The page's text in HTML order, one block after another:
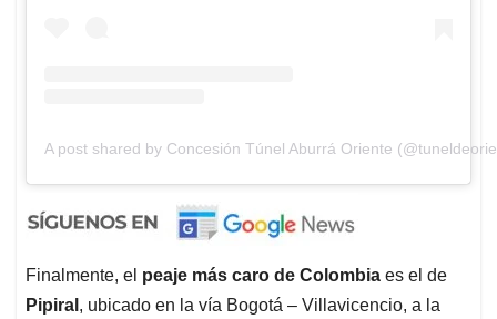
A post shared by Concesión Túnel Aburrá Oriente
Finalmente, el peaje más caro de Colombia es el de
Pipiral , ubicado en la vía Bogotá – Villavicencio, a la